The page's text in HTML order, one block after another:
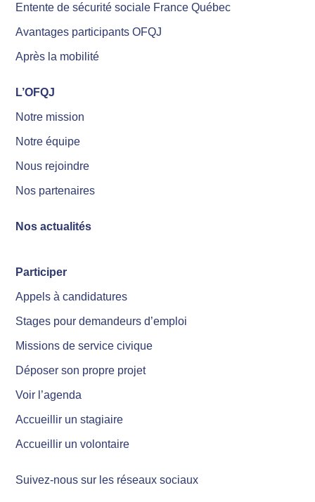
Entente de sécurité sociale France Québec
Avantages participants OFQJ
Après la mobilité
L’OFQJ
Notre mission
Notre équipe
Nous rejoindre
Nos partenaires
Nos actualités
Participer
Appels à candidatures
Stages pour demandeurs d’emploi
Missions de service civique
Déposer son propre projet
Voir l’agenda
Accueillir un stagiaire
Accueillir un volontaire
Suivez-nous sur les réseaux sociaux